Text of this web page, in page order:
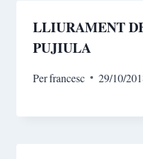
LLIURAMENT
PUJIULA
Perfrancesc 29/10/